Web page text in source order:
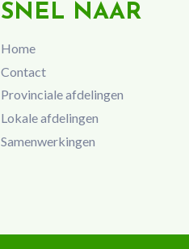
SNEL NAAR
Home
Contact
Provinciale afdelingen
Lokale afdelingen
Samenwerkingen